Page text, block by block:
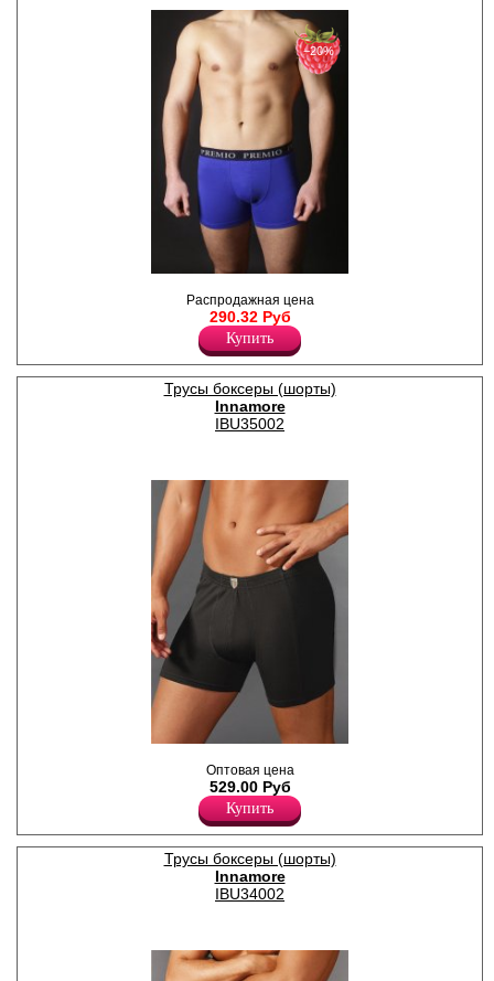
по поясу элстичная резинка
с надписью " Premio"
Лайкра 5%
Хлопок 95%
−20%
Распродажная цена
290.32 Руб
Купить
Трусы боксеры (шорты)
Innamore
IBU35002
высокой степенью
облегания.
Лайкра 5%
Хлопок 95%
Оптовая цена
529.00 Руб
Купить
Трусы боксеры (шорты)
Innamore
IBU34002